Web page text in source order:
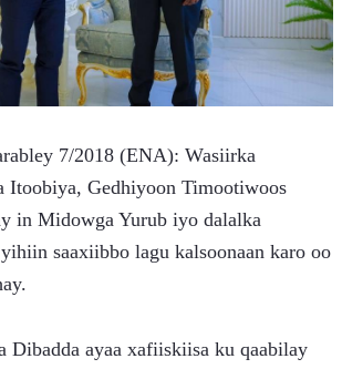
7/2018 (ENA): Wasiirka
Itoobiya, Gedhiyoon Timootiwoos
in Midowga Yurub iyo dalalka
saaxiibbo lagu kalsoonaan karo oo
Dibadda ayaa xafiiskiisa ku qaabilay